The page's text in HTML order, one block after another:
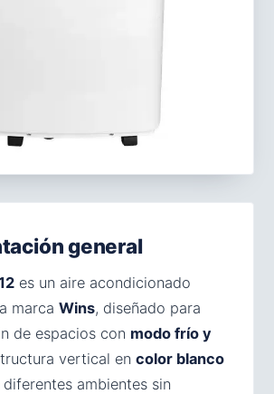
general
es un aire acondicionado
marca Wins, diseñado para
de espacios con modo frío y
vertical en color blanco
ambientes sin